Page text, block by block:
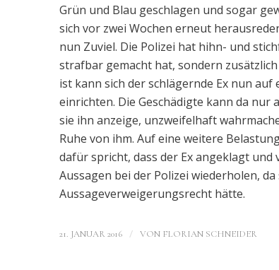
Grün und Blau geschlagen und sogar
sich vor zwei Wochen erneut
nun Zuviel. Die Polizei hat hihn- und
strafbar gemacht hat, sondern
ist kann sich der schlägernde Ex nun
einrichten. Die Geschädigte kann da
sie ihn anzeige, unzweifelhaft
Ruhe von ihm. Auf eine weitere
dafür spricht, dass der Ex angeklagt
Aussagen bei der Polizei wiederholen,
Aussageverweigerungsrecht hätte.
21. JANUAR 2016 / VON FLORIAN SCHNEIDER